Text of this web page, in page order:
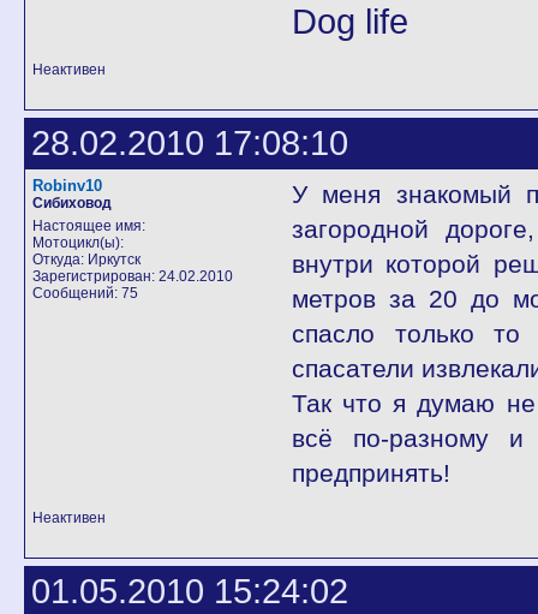
Dog life
Неактивен
28.02.2010 17:08:10
Robinv10
Сибиховод
Настоящее имя:
Мотоцикл(ы):
Откуда: Иркутск
Зарегистрирован: 24.02.2010
Сообщений: 75
У меня знакомый
загородной
внутри которой
метров за 20 до
спасло только
спасатели
Так что я думаю не
всё по-разному
предпринять!
Неактивен
01.05.2010 15:24:02